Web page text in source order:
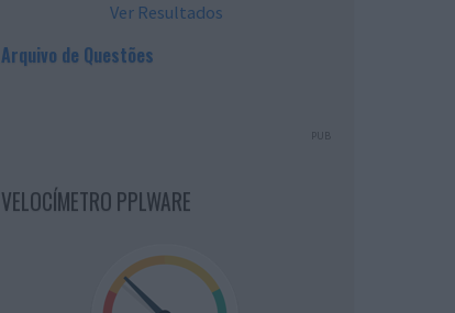
Ver Resultados
Arquivo de Questões
PUB
VELOCÍMETRO PPLWARE